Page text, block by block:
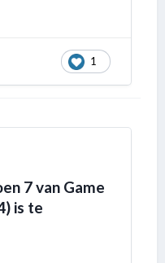
1
7 van Game
is te